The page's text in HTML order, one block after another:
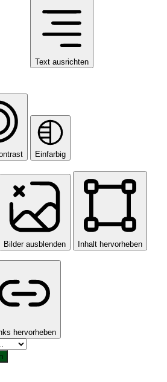
Text ausrichten
Einfarbig
Bilder ausblenden Inhalt hervorheben
hervorheben